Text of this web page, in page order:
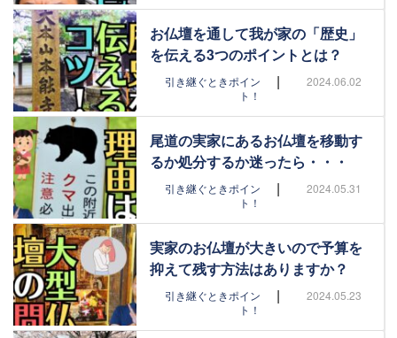
お仏壇を通して我が家の「歴史」
を伝える3つのポイントとは？
引き継ぐときポイン
ト！
| 2024.06.02
尾道の実家にあるお仏壇を移動す
るか処分するか迷ったら・・・
引き継ぐときポイン
ト！
| 2024.05.31
実家のお仏壇が大きいので予算を
抑えて残す方法はありますか？
引き継ぐときポイン
ト！
| 2024.05.23